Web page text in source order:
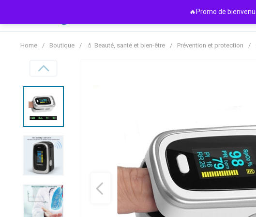
contenu
Home / Boutique / 💄 Beauté, santé et bien-être / Prévention et protection /
🔥Promo de